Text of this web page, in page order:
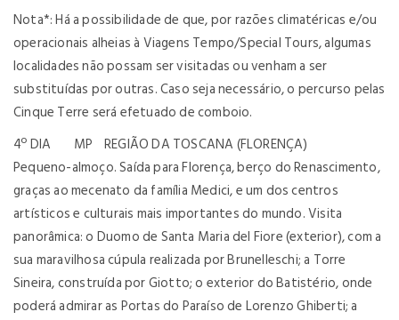
Nota*: Há a possibilidade de que, por razões climatéricas e/ou
operacionais alheias à Viagens Tempo/Special Tours, algumas
localidades não possam ser visitadas ou venham a ser
substituídas por outras. Caso seja necessário, o percurso pelas
Cinque Terre será efetuado de comboio.
4º DIA MP REGIÃO DA TOSCANA (FLORENÇA)
Pequeno-almoço. Saída para Florença, berço do Renascimento,
graças ao mecenato da família Medici, e um dos centros
artísticos e culturais mais importantes do mundo. Visita
panorâmica: o Duomo de Santa Maria del Fiore (exterior), com a
sua maravilhosa cúpula realizada por Brunelleschi; a Torre
Sineira, construída por Giotto; o exterior do Batistério, onde
poderá admirar as Portas do Paraíso de Lorenzo Ghiberti; a